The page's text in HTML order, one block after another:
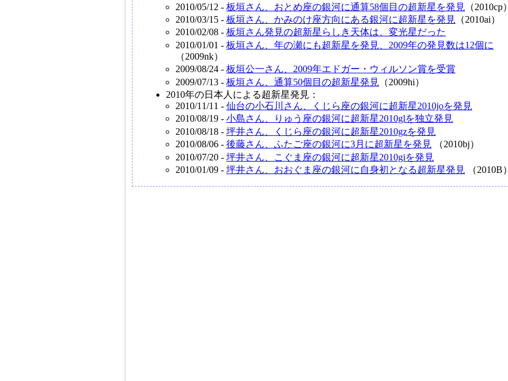
2010/05/12 - 板垣さん、おとめ座の銀河に通算58個目の超新星を発見 （2010cp）
2010/03/15 - 板垣さん、かみのけ座方向にある銀河に超新星を発見 （2010ai）
2010/02/08 - 板垣さん発見の超新星らしき天体は、変光星だった
2010/01/01 - 板垣さん、年の瀬にも超新星を発見、2009年の発見数は12個に
（2009nk）
2009/08/24 - 板垣公一さん、2009年エドガー・ウィルソン賞を受賞
2009/07/13 - 板垣さん、通算50個目の超新星発見 （2009hi）
2010年の日本人による超新星発見：
2010/11/11 - 仙台の小石川さん、くじら座の銀河に超新星2010joを発見
2010/08/19 - 小島さん、りゅう座の銀河に超新星2010glを独立発見
2010/08/18 - 坪井さん、くじら座の銀河に超新星2010gzを発見
2010/08/06 - 後藤さん、ふたご座の銀河に3月に超新星を発見 （2010bj）
2010/07/20 - 坪井さん、こぐま座の銀河に超新星2010giを発見
2010/01/09 - 坪井さん、おおぐま座の銀河に自身初となる超新星発見 （2010B）